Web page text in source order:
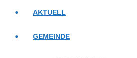
AKTUELL
GEMEINDE